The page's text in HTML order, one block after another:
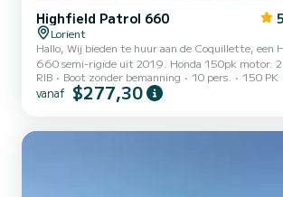
Highfield Patrol 660
Lorient
Hallo, Wij bieden te huur aan de Coquillette, een Highfield Patron
660 semi-rigide uit 2019. Honda 150pk motor. 2 jockey stoelen.
Voor- en achterbanken. Teak EVA afwerking Maximaal aantal
personen (voor verhuur): 8 (hoewel het is
dagtocht naar Groix of om de omgeving van
RIB Boot zonder bemanning 10 pers. 150 PK
vanaf $277,30